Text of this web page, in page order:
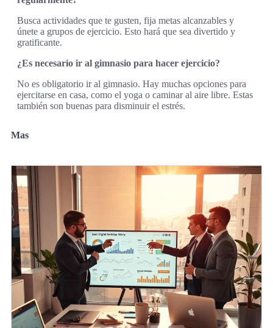
Busca actividades que te gusten, fija metas alcanzables y
únete a grupos de ejercicio. Esto hará que sea divertido y
gratificante.
¿Es necesario ir al gimnasio para hacer ejercicio?
No es obligatorio ir al gimnasio. Hay muchas opciones para
ejercitarse en casa, como el yoga o caminar al aire libre. Estas
también son buenas para disminuir el estrés.
Mas